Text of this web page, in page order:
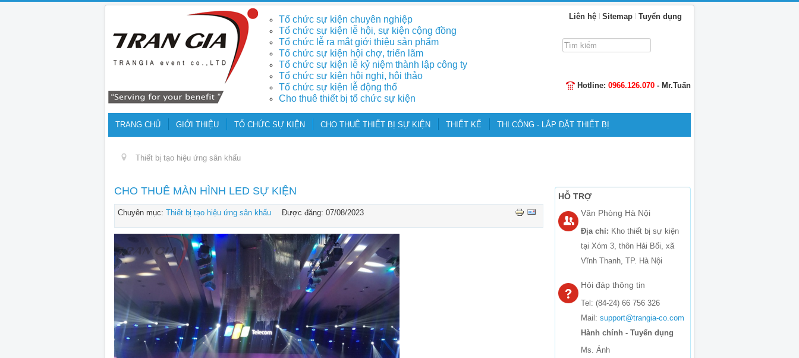
Liên hệ Sitemap Tuyển dụng
Tìm
kiếm...
Hotline: 0966.126.070 - Mr.Tuấn
Tổ chức sự kiện chuyên nghiệp
Tổ chức sự kiện lễ hội, sự kiện cộng đồng
Tổ chức lễ ra mắt giới thiệu sản phẩm
Tổ chức sự kiện hội chợ, triển lãm
Tổ chức sự kiện lễ kỷ niệm thành lập công ty
Tổ chức sự kiện hội nghị, hội thảo
Tổ chức sự kiện lễ động thổ
Cho thuê thiết bị tổ chức sự kiện
TRANG CHỦ GIỚI THIỆU TỔ CHỨC SỰ KIỆN CHO THUÊ THIẾT BỊ SỰ KIỆN THIẾT KẾ THI CÔNG - LẮP ĐẶT THIẾT BỊ
Thiết bị tạo hiệu ứng sân khấu
CHO THUÊ MÀN HÌNH LED SỰ KIỆN
Chuyên mục: Thiết bị tạo hiệu ứng sân khấu Được đăng: 07/08/2023
HỖ TRỢ
Văn Phòng Hà Nội
Địa chỉ: Kho thiết bị sự kiện
tại Xóm 3, thôn Hải Bối, xã
Vĩnh Thanh, TP. Hà Nội
Hỏi đáp thông tin
Tel: (84-24) 66 756 326
Mail: support@trangia-co.com
Hành chính - Tuyển dụng
Ms. Ánh